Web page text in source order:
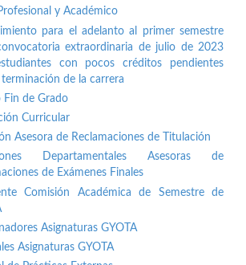
y Académico
para el adelanto al primer semestre
extraordinaria de julio de 2023
con pocos créditos pendientes
terminación de la carrera
Fin de Grado
Curricular
Asesora de Reclamaciones de Titulación
Departamentales Asesoras de
de Exámenes Finales
Comisión Académica de Semestre de
Asignaturas GYOTA
Asignaturas GYOTA